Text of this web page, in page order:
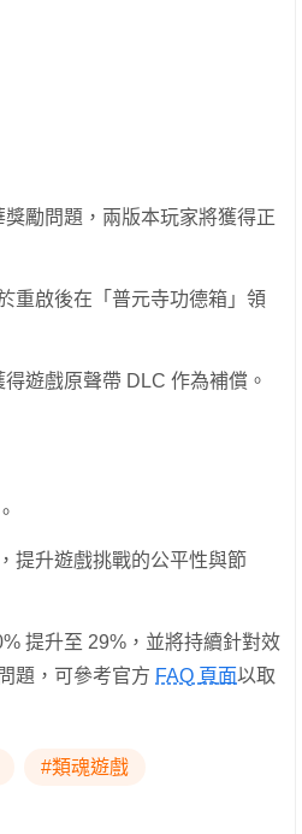
勵問題，兩版本玩家將獲得正
重啟後在「普元寺功德箱」領
遊戲原聲帶 DLC 作為補償。
提升遊戲挑戰的公平性與節
提升至 29%，並將持續針對效
題，可參考官方 FAQ 頁面以取
#類魂遊戲